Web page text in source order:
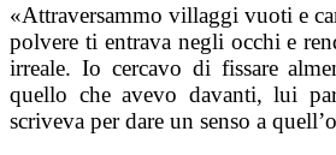
«Attraversammo villaggi vuoti e
polvere ti entrava negli occhi e
irreale. Io cercavo di fissare
quello che avevo davanti, lui
scriveva per dare un senso a